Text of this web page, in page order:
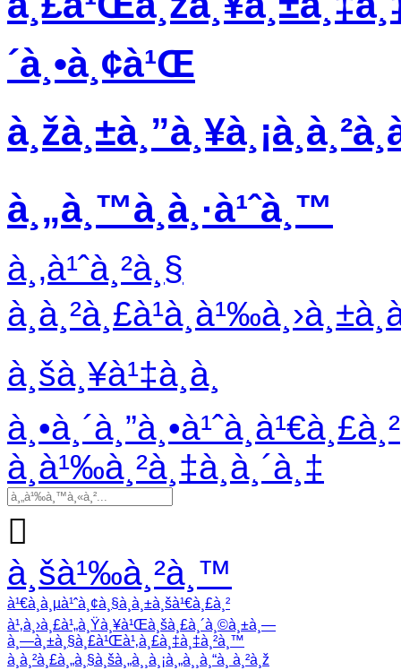
´à¸•à¸¢à¹Œ
à¸„à¸™à¸­à¸·à¹ˆà¸™
à¸‚à¹ˆà¸²à¸§
à¸šà¸¥à¹‡à¸­à¸
à¸•à¸´à¸”à¸•à¹ˆà¸­à¹€à¸£à¸²
à¸­à¹‰à¸²à¸‡à¸­à¸´à¸‡

à¸šà¹‰à¸²à¸™
à¹€à¸à¸µà¹ˆà¸¢à¸§à¸à¸±à¸šà¹€à¸£à¸²
à¹‚à¸›à¸£à¹„à¸Ÿà¸¥à¹Œà¸šà¸£à¸´à¸©à¸±à¸—
à¸—à¸±à¸§à¸£à¹Œà¹‚à¸£à¸‡à¸‡à¸²à¸™
à¸à¸²à¸£à¸„à¸§à¸šà¸„à¸¸à¸¡à¸„à¸¸à¸“à¸ à¸²à¸ž